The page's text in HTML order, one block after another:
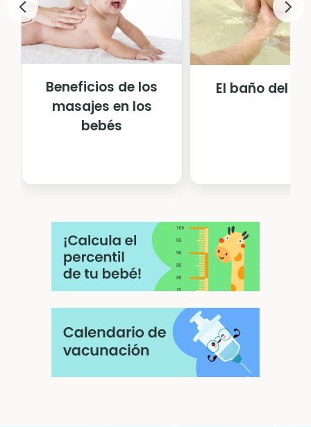
Beneficios de los
masajes en los
bebés
El baño del